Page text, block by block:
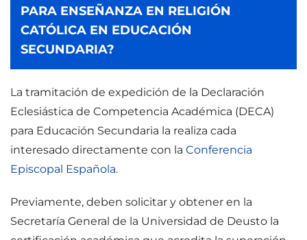
PARA ENSEÑANZA EN RELIGIÓN
CATÓLICA EN EDUCACIÓN
SECUNDARIA?
La tramitación de expedición de la Declaración
Eclesiástica de Competencia Académica (DECA)
para Educación Secundaria la realiza cada
interesado directamente con la Conferencia
Episcopal Española.
Previamente, deben solicitar y obtener en la
Secretaría General de la Universidad de Deusto la